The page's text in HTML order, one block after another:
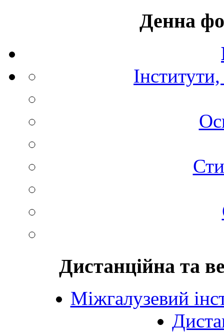
Денна
Дистанційна та
Міжгалузевий